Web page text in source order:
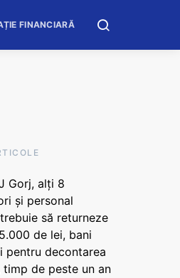
FINANCIARĂ
Gorj, alți 8
și personal
să returneze
de lei, bani
pentru decontarea
timp de peste un an